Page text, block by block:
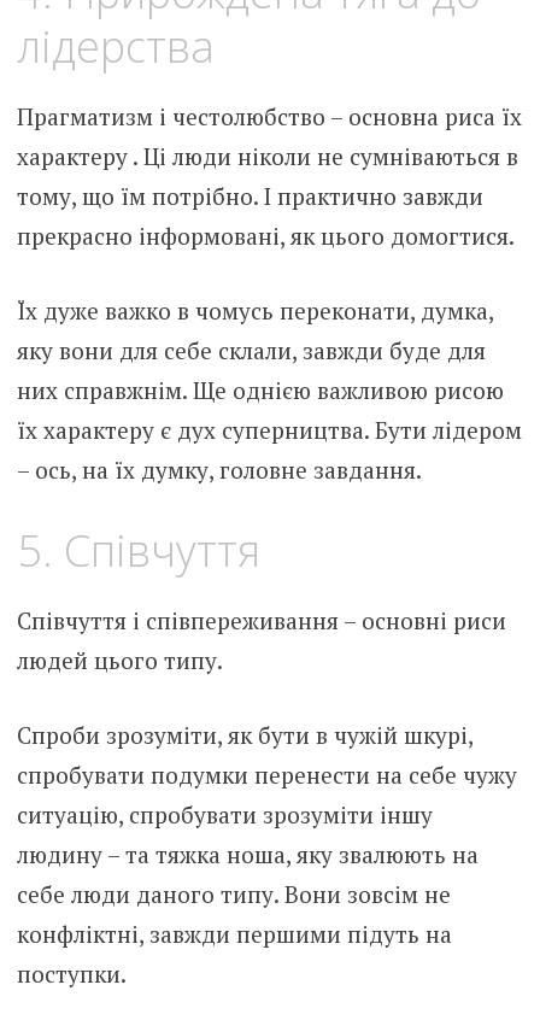
лідерства
Прагматизм і честолюбство – основна риса їх
характеру . Ці люди ніколи не сумніваються в
тому, що їм потрібно. І практично завжди
прекрасно інформовані, як цього домогтися.
Їх дуже важко в чомусь переконати, думка,
яку вони для себе склали, завжди буде для
них справжнім. Ще однією важливою рисою
їх характеру є дух суперництва. Бути лідером
– ось, на їх думку, головне завдання.
5. Співчуття
Співчуття і співпереживання – основні риси
людей цього типу.
Спроби зрозуміти, як бути в чужій шкурі,
спробувати подумки перенести на себе чужу
ситуацію, спробувати зрозуміти іншу
людину – та тяжка ноша, яку звалюють на
себе люди даного типу. Вони зовсім не
конфліктні, завжди першими підуть на
поступки.